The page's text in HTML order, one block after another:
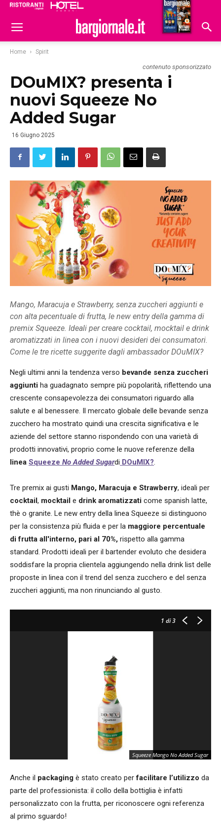
Hoteldomani
Home Spirit
contenuto sponsorizzato
DOuMIX? presenta i
nuovi Squeeze No
Added Sugar
16 Giugno 2025
Mango, Maracuja e Strawberry, senza zuccheri aggiunti e
con alta pecentuale di frutta, le new entry della gamma di
premix Squeeze. Ideali per creare cocktail, mocktail e drink
aromatizzati in linea con i nuovi desideri dei consumatori.
Come le tre ricette suggerite dagli ambassador DOuMIX?
Negli ultimi anni la tendenza verso bevande senza zuccheri
aggiunti ha guadagnato sempre più popolarità, riflettendo una
crescente consapevolezza dei consumatori riguardo alla
salute e al benessere. Il mercato globale delle bevande senza
zucchero ha mostrato quindi una crescita significativa e le
aziende del settore stanno rispondendo con una varietà di
prodotti innovativi, proprio come le nuove referenze della
linea Squeeze No Added Sugardi DOuMIX?
Tre premix ai gusti Mango, Maracuja e Strawberry, ideali per
cocktail, mocktail e drink aromatizzati come spanish latte,
thè o granite. Le new entry della linea Squeeze si distinguono
per la consistenza più fluida e per la maggiore percentuale
di frutta all'interno, pari al 70%, rispetto alla gamma
standard. Prodotti ideali per il bartender evoluto che desidera
soddisfare la propria clientela aggiungendo nella drink list delle
proposte in linea con il trend del senza zucchero e del senza
zuccheri aggiunti, ma non rinunciando al gusto.
1 di 3
Squeeze Mango No Added Sugar
Anche il packaging è stato creato perfacilitare l’utilizzo da
parte del professionista: il collo della bottiglia è infatti
personalizzato con la frutta, per riconoscere ogni referenza
al primo sguardo!